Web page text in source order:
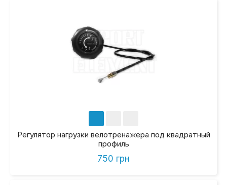
Регулятор нагрузки велотренажера под квадратный
профиль
750 грн